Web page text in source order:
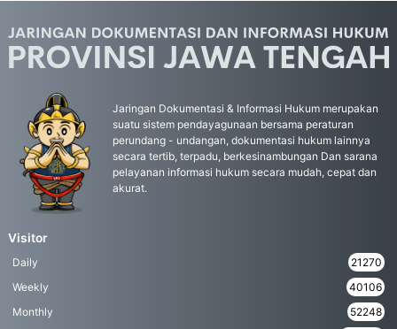
Jaringan Dokumentasi & Informasi Hukum merupakan
suatu sistem pendayagunaan bersama peraturan
perundang - undangan, dokumentasi hukum lainnya
secara tertib, terpadu, berkesinambungan Dan sarana
pelayanan informasi hukum secara mudah, cepat dan
akurat.
Visitor
Daily
21270
Weekly
40106
Monthly
52248